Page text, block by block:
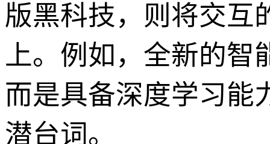
版黑科技，则将交互
上。例如，全新的智
而是具备深度学习能
潜台词。